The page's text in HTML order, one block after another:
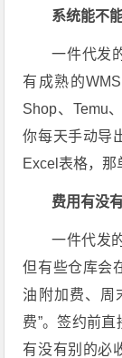
系统能不
一件代发
有成熟的
Shop、Temu
你每天手动导
Excel表格，那
费用有没
一件代发
但有些仓库会
油附加费、周
费”。签约前
有没有别的必